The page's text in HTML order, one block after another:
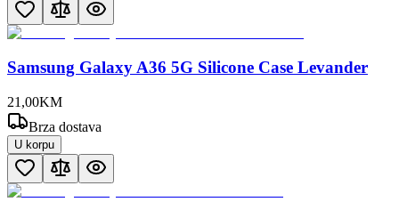
Samsung Galaxy A36 5G Silicone Case Levander
21 ,00KM
Brza dostava
U korpu